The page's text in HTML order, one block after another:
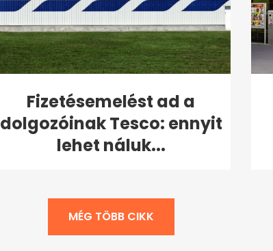
Fizetésemelést ad a
dolgozóinak Tesco: ennyit
lehet náluk...
MÉG TÖBB CIKK